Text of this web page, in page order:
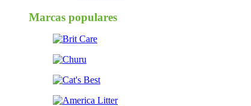
Marcas populares